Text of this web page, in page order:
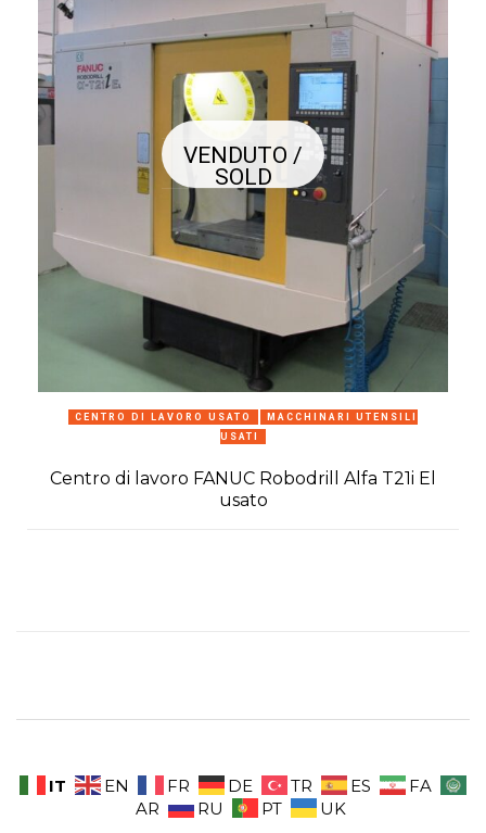
VENDUTO /
SOLD
CENTRO DI LAVORO USATO
MACCHINARI UTENSILI
USATI
Centro di lavoro FANUC Robodrill Alfa T21i El
usato
IT EN FR DE TR ES
FA
AR
RU PT UK